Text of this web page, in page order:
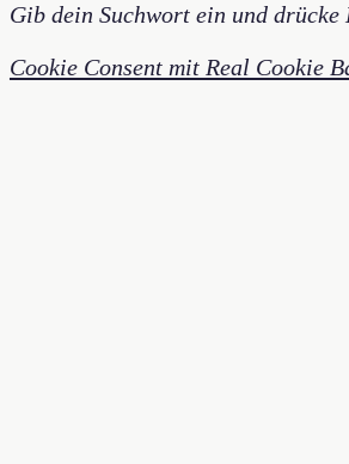
Gib dein Suchwort ein und drücke
Cookie Consent mit Real Cookie